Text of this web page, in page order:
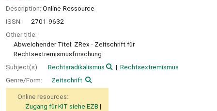
Description: Online-Ressource
ISSN:
2701-9632
Other title:
Abweichender Titel: ZRex - Zeitschrift für
Rechtsextremismusforschung
Subject(s):
Rechtsradikalismus
Rechtsextremismus
Genre/Form:
Zeitschrift
Online resources:
Zugang für KIT siehe EZB